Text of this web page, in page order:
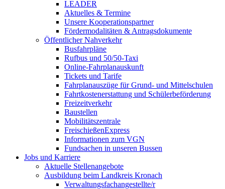
LEADER
Aktuelles & Termine
Unsere Kooperationspartner
Fördermodalitäten & Antragsdokumente
Öffentlicher Nahverkehr
Busfahrpläne
Rufbus und 50/50-Taxi
Online-Fahrplanauskunft
Tickets und Tarife
Fahrplanauszüge für Grund- und Mittelschulen
Fahrtkostenerstattung und Schülerbeförderung
Freizeitverkehr
Baustellen
Mobilitätszentrale
FreischießenExpress
Informationen zum VGN
Fundsachen in unseren Bussen
Jobs und Karriere
Aktuelle Stellenangebote
Ausbildung beim Landkreis Kronach
Verwaltungsfachangestellte/r